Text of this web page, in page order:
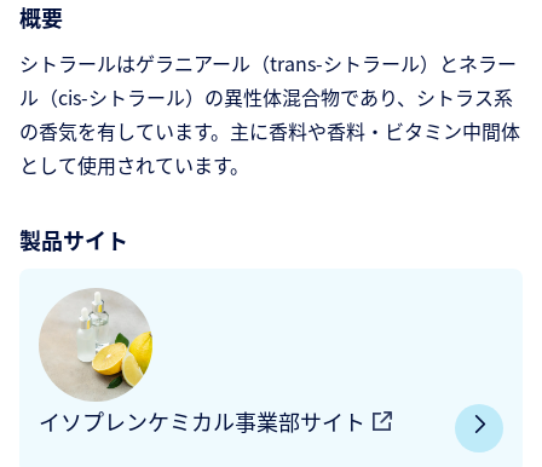
概要
シトラールはゲラニアール（trans-シトラール）とネラー
ル（cis-シトラール）の異性体混合物であり、シトラス系
の香気を有しています。主に香料や香料・ビタミン中間体
として使用されています。
製品サイト
イソプレンケミカル事業部サイト